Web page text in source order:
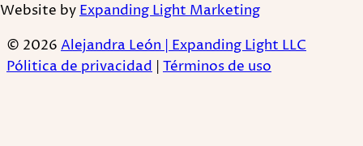
Website byExpanding Light Marketing
© 2026 Alejandra León | Expanding Light LLC
Pólitica de privacidad Términos de uso